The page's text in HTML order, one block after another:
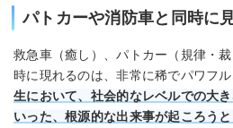
パトカーや消防車と同時に
救急車（癒し）、パトカー（規律・
時に現れるのは、非常に稀でパワフル
生において、社会的なレベルでの大
いった、根源的な出来事が起ころう